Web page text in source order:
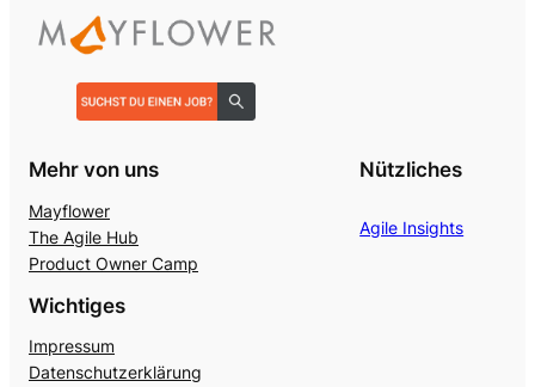
Mehr von uns
Mayflower
The Agile Hub
Product Owner Camp
Nützliches
Agile Insights
Wichtiges
Impressum
Datenschutzerklärung